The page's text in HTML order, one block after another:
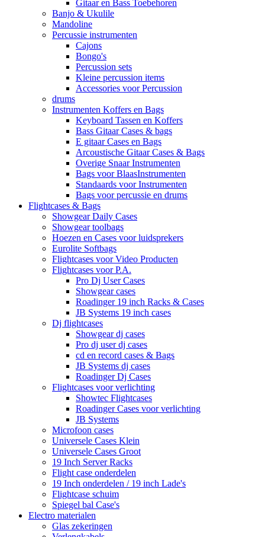
Gitaar en Bass Toebehoren
Banjo & Ukulile
Mandoline
Percussie instrumenten
Cajons
Bongo's
Percussion sets
Kleine percussion items
Accessories voor Percussion
drums
Instrumenten Koffers en Bags
Keyboard Tassen en Koffers
Bass Gitaar Cases & bags
E gitaar Cases en Bags
Arcoustische Gitaar Cases & Bags
Overige Snaar Instrumenten
Bags voor BlaasInstrumenten
Standaards voor Instrumenten
Bags voor percussie en drums
Flightcases & Bags
Showgear Daily Cases
Showgear toolbags
Hoezen en Cases voor luidsprekers
Eurolite Softbags
Flightcases voor Video Producten
Flightcases voor P.A.
Pro Dj User Cases
Showgear cases
Roadinger 19 inch Racks & Cases
JB Systems 19 inch cases
Dj flightcases
Showgear dj cases
Pro dj user dj cases
cd en record cases & Bags
JB Systems dj cases
Roadinger Dj Cases
Flightcases voor verlichting
Showtec Flightcases
Roadinger Cases voor verlichting
JB Systems
Microfoon cases
Universele Cases Klein
Universele Cases Groot
19 Inch Server Racks
Flight case onderdelen
19 Inch onderdelen / 19 inch Lade's
Flightcase schuim
Spiegel bal Case's
Electro materialen
Glas zekeringen